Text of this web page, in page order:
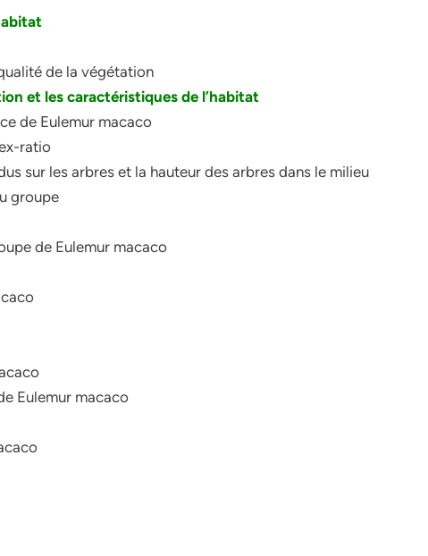
de la végétation
et les caractéristiques de l’habitat
de Eulemur macaco
ratio
sur les arbres et la hauteur des arbres dans le milieu
groupe
de Eulemur macaco
Eulemur macaco